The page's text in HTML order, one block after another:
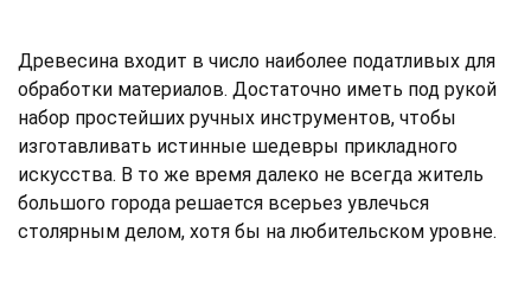
Древесина входит в число наиболее податливых для
обработки материалов. Достаточно иметь под рукой
набор простейших ручных инструментов, чтобы
изготавливать истинные шедевры прикладного
искусства. В то же время далеко не всегда житель
большого города решается всерьез увлечься
столярным делом, хотя бы на любительском уровне.